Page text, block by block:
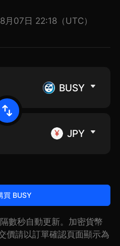
07日 22:18（UTC）
BUSY
JPY
買 BUSY
數秒自動更新。加密貨幣
價請以訂單確認頁面顯示為